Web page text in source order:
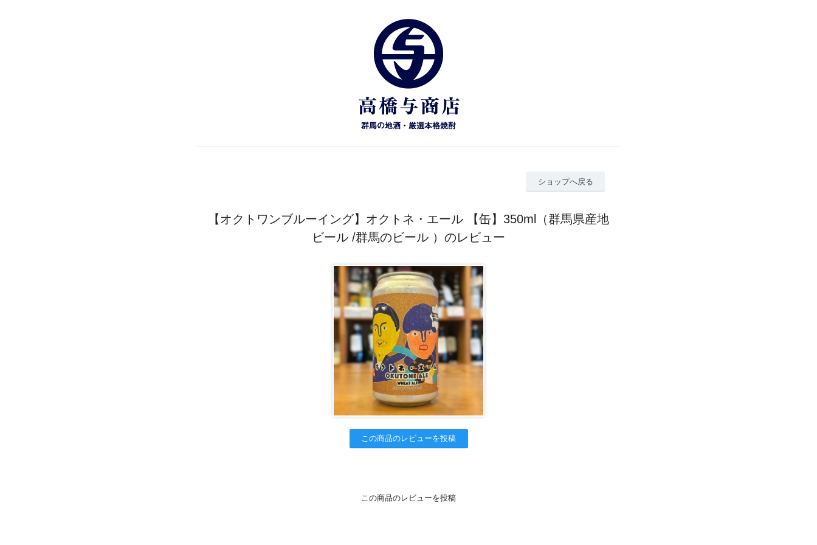
ショップへ戻る
【オクトワンブルーイング】オクトネ・エール 【缶】350ml（群馬県産地
ビール /群馬のビール ）のレビュー
この商品のレビューを投稿
この商品のレビューを投稿